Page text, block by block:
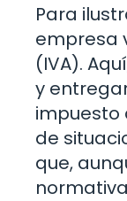
Para
empresa
(IVA).
y
impuesto
de
que,